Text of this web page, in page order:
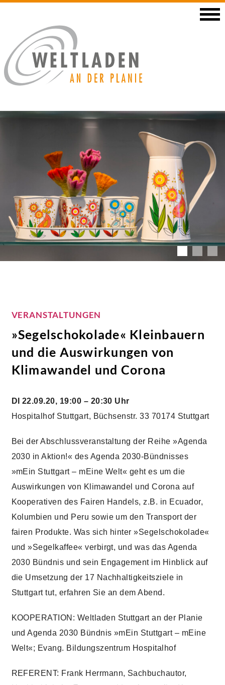
VERANSTALTUNGEN
»Segelschokolade« Kleinbauern
und die Auswirkungen von
Klimawandel und Corona
DI 22.09.20, 19:00 – 20:30 Uhr
Hospitalhof Stuttgart, Büchsenstr. 33 70174 Stuttgart
Bei der Abschlussveranstaltung der Reihe »Agenda
2030 in Aktion!« des Agenda 2030-Bündnisses
»mEin Stuttgart – mEine Welt« geht es um die
Auswirkungen von Klimawandel und Corona auf
Kooperativen des Fairen Handels, z.B. in Ecuador,
Kolumbien und Peru sowie um den Transport der
fairen Produkte. Was sich hinter »Segelschokolade«
und »Segelkaffee« verbirgt, und was das Agenda
2030 Bündnis und sein Engagement im Hinblick auf
die Umsetzung der 17 Nachhaltigkeitsziele in
Stuttgart tut, erfahren Sie an dem Abend.
KOOPERATION : Weltladen Stuttgart an der Planie
und Agenda 2030 Bündnis »mEin Stuttgart – mEine
Welt«; Evang. Bildungszentrum Hospitalhof
REFERENT: Frank Herrmann, Sachbuchautor,